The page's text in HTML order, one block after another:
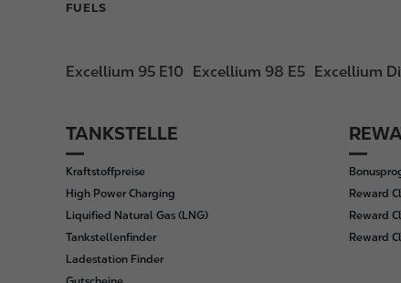
FUELS
Excellium 95 E10 Excellium 98 E5 Excellium
F
o
o
t
e
r
TANKSTELLE
Kraftstoffpreise
High Power Charging
Liquified Natural Gas (LNG)
Tankstellenfinder
Ladestation Finder
Reward
Reward
Reward